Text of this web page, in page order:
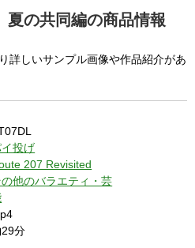
y
V
i
の共同編の商品情報
詳しいサンプル画像や作品紹介があ
投げ
207 Revisited
の他のバラエティ・芸
分